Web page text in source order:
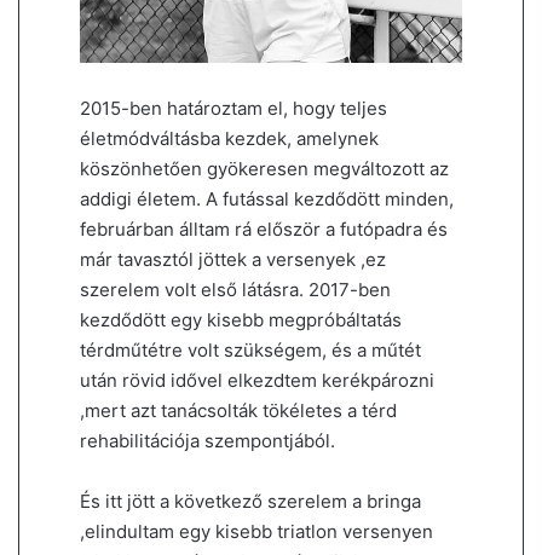
2015-ben határoztam el, hogy teljes
életmódváltásba kezdek, amelynek
köszönhetően gyökeresen megváltozott az
addigi életem. A futással kezdődött minden,
februárban álltam rá először a futópadra és
már tavasztól jöttek a versenyek ,ez
szerelem volt első látásra. 2017-ben
kezdődött egy kisebb megpróbáltatás
térdműtétre volt szükségem, és a műtét
után rövid idővel elkezdtem kerékpározni
,mert azt tanácsolták tökéletes a térd
rehabilitációja szempontjából.
És itt jött a következő szerelem a bringa
,elindultam egy kisebb triatlon versenyen